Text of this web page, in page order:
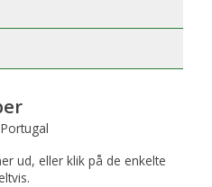
ud, eller klik på de enkelte